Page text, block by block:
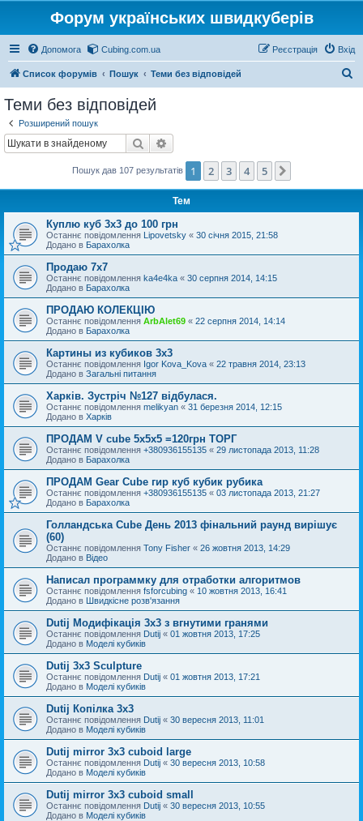
Форум українських швидкуберів
Допомога Cubing.com.ua Вхід
Реєстрація
Список форумів Пошук Теми без відповідей
Теми без відповідей
Розширений пошук
Пошук
Пошук дав 107 результатів 1 2 3 4 5
Тем
Куплю куб 3х3 до 100 грн
Останнє повідомлення Lipovetsky « 30 січня 2015, 21:58
Додано в Барахолка
Продаю 7х7
Останнє повідомлення ka4e4ka « 30 серпня 2014, 14:15
Додано в Барахолка
ПРОДАЮ КОЛЕКЦІЮ
Останнє повідомлення ArbAlet69 « 22 серпня 2014, 14:14
Додано в Барахолка
Картины из кубиков 3х3
Останнє повідомлення Igor Kova_Kova « 22 травня 2014, 23:13
Додано в Загальні питання
Харків. Зустріч №127 відбулася.
Останнє повідомлення melikyan « 31 березня 2014, 12:15
Додано в Харків
ПРОДАМ V cube 5x5x5 =120грн ТОРГ
Останнє повідомлення +380936155135 « 29 листопада 2013, 11:28
Додано в Барахолка
ПРОДАМ Gear Cube гир куб кубик рубика
Останнє повідомлення +380936155135 « 03 листопада 2013, 21:27
Додано в Барахолка
Голландська Cube День 2013 фінальний раунд вирішує
(60)
Останнє повідомлення Tony Fisher « 26 жовтня 2013, 14:29
Додано в Відео
Написал программку для отработки алгоритмов
Останнє повідомлення fsforcubing « 10 жовтня 2013, 16:41
Додано в Швидкісне розв'язання
Dutij Модифікація 3х3 з вгнутими гранями
Останнє повідомлення Dutij « 01 жовтня 2013, 17:25
Додано в Моделі кубиків
Dutij 3x3 Sculpture
Останнє повідомлення Dutij « 01 жовтня 2013, 17:21
Додано в Моделі кубиків
Dutij Копілка 3х3
Останнє повідомлення Dutij « 30 вересня 2013, 11:01
Додано в Моделі кубиків
Dutij mirror 3x3 cuboid large
Останнє повідомлення Dutij « 30 вересня 2013, 10:58
Додано в Моделі кубиків
Dutij mirror 3х3 cuboid small
Останнє повідомлення Dutij « 30 вересня 2013, 10:55
Додано в Моделі кубиків